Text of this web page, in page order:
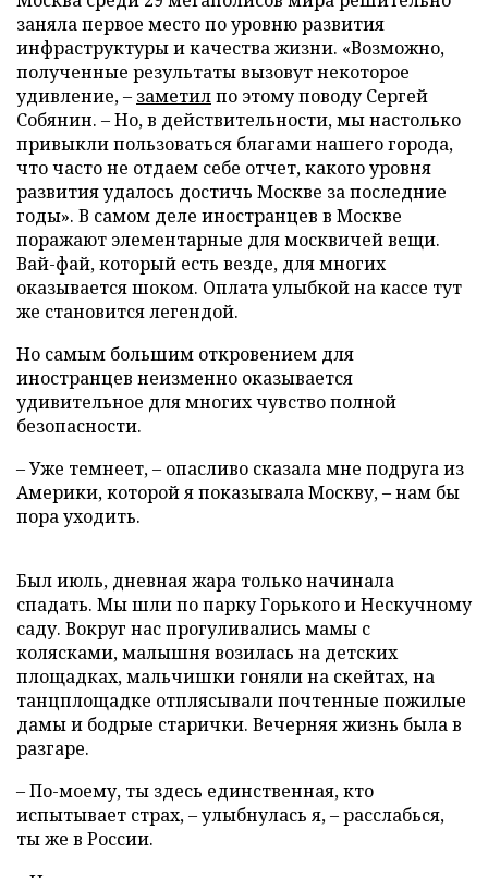
заняла первое место по уровню развития
инфраструктуры и качества жизни. «Возможно,
полученные результаты вызовут некоторое
удивление, – заметилпо этому поводу Сергей
Собянин. – Но, в действительности, мы настолько
привыкли пользоваться благами нашего города,
что часто не отдаем себе отчет, какого уровня
развития удалось достичь Москве за последние
годы». В самом деле иностранцев в Москве
поражают элементарные для москвичей вещи.
Вай-фай, который есть везде, для многих
оказывается шоком. Оплата улыбкой на кассе тут
же становится легендой.
Но самым большим откровением для
иностранцев неизменно оказывается
удивительное для многих чувство полной
безопасности.
– Уже темнеет, – опасливо сказала мне подруга из
Америки, которой я показывала Москву, – нам бы
пора уходить.
Был июль, дневная жара только начинала
спадать. Мы шли по парку Горького и Нескучному
саду. Вокруг нас прогуливались мамы с
колясками, малышня возилась на детских
площадках, мальчишки гоняли на скейтах, на
танцплощадке отплясывали почтенные пожилые
дамы и бодрые старички. Вечерняя жизнь была в
разгаре.
– По-моему, ты здесь единственная, кто
испытывает страх, – улыбнулась я, – расслабься,
ты же в России.